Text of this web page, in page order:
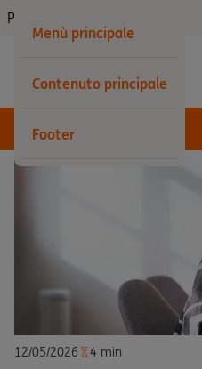
Menù principale
Contenuto principale
Footer
Privati
12/05/2026 4 min